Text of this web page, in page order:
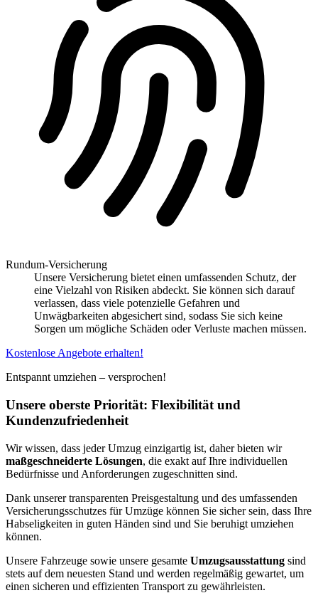
Rundum-Versicherung
Unsere Versicherung bietet einen umfassenden Schutz, der
eine Vielzahl von Risiken abdeckt. Sie können sich darauf
verlassen, dass viele potenzielle Gefahren und
Unwägbarkeiten abgesichert sind, sodass Sie sich keine
Sorgen um mögliche Schäden oder Verluste machen müssen.
Kostenlose Angebote erhalten!
Entspannt umziehen – versprochen!
Unsere oberste Priorität: Flexibilität und
Kundenzufriedenheit
Wir wissen, dass jeder Umzug einzigartig ist, daher bieten wir
maßgeschneiderte Lösungen, die exakt auf Ihre individuellen
Bedürfnisse und Anforderungen zugeschnitten sind.
Dank unserer transparenten Preisgestaltung und des umfassenden
Versicherungsschutzes für Umzüge können Sie sicher sein, dass Ihre
Habseligkeiten in guten Händen sind und Sie beruhigt umziehen
können.
Unsere Fahrzeuge sowie unsere gesamte Umzugsausstattung sind
stets auf dem neuesten Stand und werden regelmäßig gewartet, um
einen sicheren und effizienten Transport zu gewährleisten.